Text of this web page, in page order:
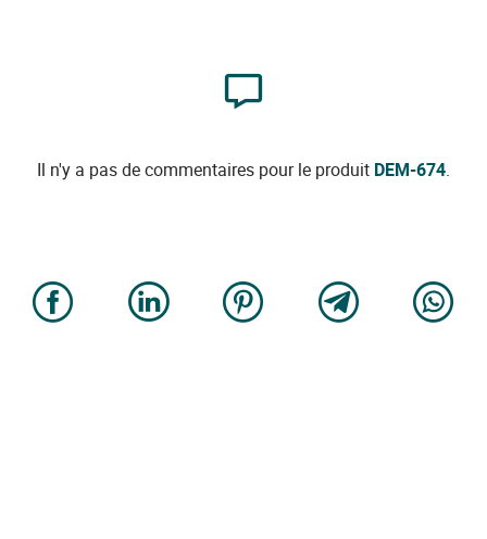
Il n'y a pas de commentaires pour le produit DEM-674.